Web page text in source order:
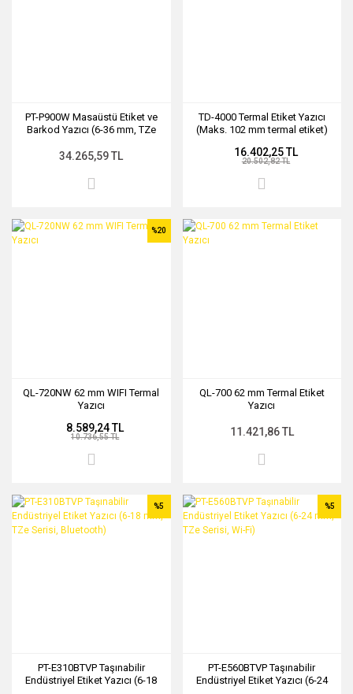
PT-P900W Masaüstü Etiket ve
Barkod Yazıcı (6-36 mm, TZe
34.265,59 TL
TD-4000 Termal Etiket Yazıcı
(Maks. 102 mm termal etiket)
16.402,25 TL
20.502,82 TL
QL-720NW 62 mm WIFI Termal
Yazıcı
%20
8.589,24 TL
10.736,55 TL
QL-700 62 mm Termal Etiket
Yazıcı
11.421,86 TL
PT-E310BTVP Taşınabilir
Endüstriyel Etiket Yazıcı (6-18
%5
PT-E560BTVP Taşınabilir
Endüstriyel Etiket Yazıcı (6-24
%5